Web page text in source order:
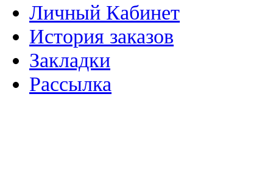
Личный Кабинет
История заказов
Закладки
Рассылка